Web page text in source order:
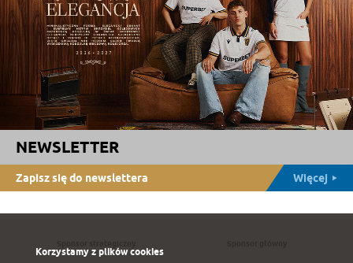
NEWSLETTER
Zapisz się do newslettera Więcej
Korzystamy z plików cookies